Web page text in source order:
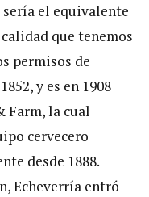
sería el equivalente
que tenemos
permisos de
y es en 1908
Farm, la cual
cervecero
desde 1888.
Echeverría entró